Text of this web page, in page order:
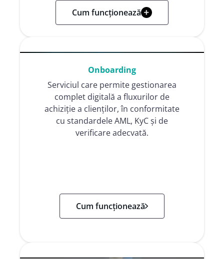
Cum funcționează
Onboarding
Serviciul care permite gestionarea
complet digitală a fluxurilor de
achiziție a clienților, în conformitate
cu standardele AML, KyC și de
verificare adecvată.
Cum funcționează